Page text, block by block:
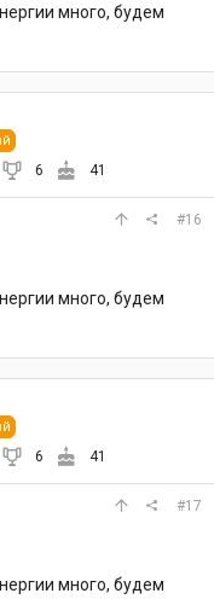
много, будем
6 41
#16
много, будем
6 41
#17
много, будем